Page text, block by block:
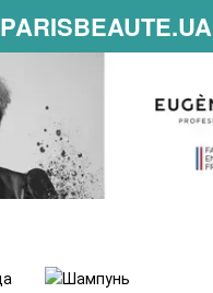
PARISBEAUTE.UA